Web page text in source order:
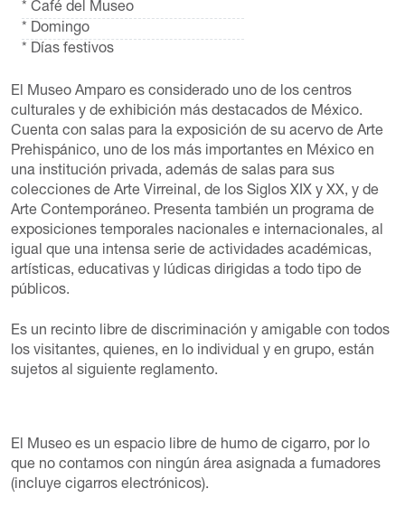
* Café del Museo
* Domingo
* Días festivos
El Museo Amparo es considerado uno de los centros
culturales y de exhibición más destacados de México.
Cuenta con salas para la exposición de su acervo de Arte
Prehispánico, uno de los más importantes en México en
una institución privada, además de salas para sus
colecciones de Arte Virreinal, de los Siglos XIX y XX, y de
Arte Contemporáneo. Presenta también un programa de
exposiciones temporales nacionales e internacionales, al
igual que una intensa serie de actividades académicas,
artísticas, educativas y lúdicas dirigidas a todo tipo de
públicos.
Es un recinto libre de discriminación y amigable con todos
los visitantes, quienes, en lo individual y en grupo, están
sujetos al siguiente reglamento.
El Museo es un espacio libre de humo de cigarro, por lo
que no contamos con ningún área asignada a fumadores
(incluye cigarros electrónicos).